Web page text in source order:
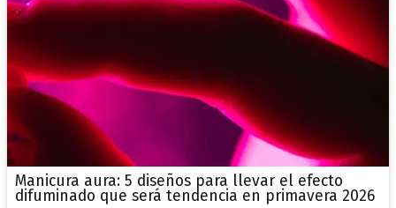
Manicura aura: 5 diseños para llevar el efecto
difuminado que será tendencia en primavera 2026